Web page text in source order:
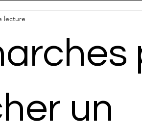
un
lecture